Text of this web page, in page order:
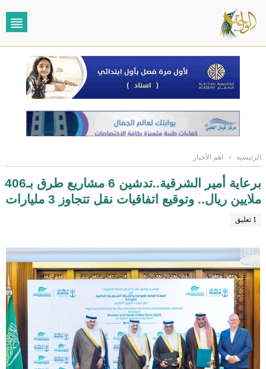
الرئيسية › اهم الأخبار
برعاية أمير الشرقية..تدشين 6 مشاريع طرق بـ406
ملايين ريال.. وتوقيع اتفاقيات نقل تتجاوز 3 مليارات
1 تعليق